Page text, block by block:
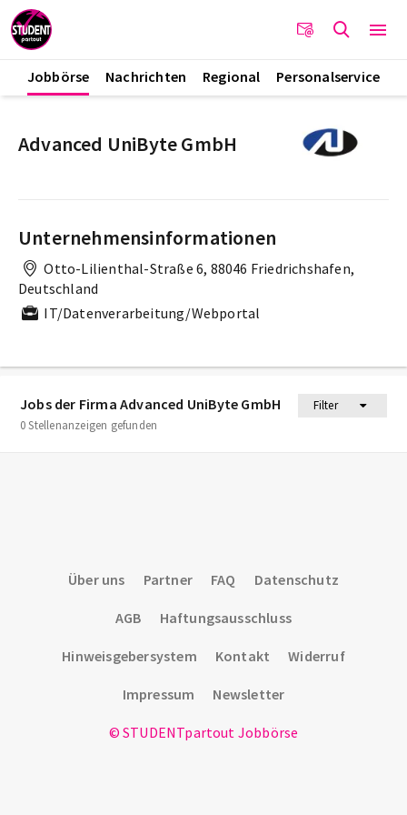
Jobbörse Nachrichten Regional Personalservice
Jobs der Firma Advanced UniByte GmbH
Filter
0 Stellenanzeigen gefunden
Advanced UniByte GmbH
Unternehmensinformationen
Otto-Lilienthal-Straße 6, 88046 Friedrichshafen,
Deutschland
IT/Datenverarbeitung/Webportal
Über uns Partner FAQ Datenschutz
AGB Haftungsausschluss
Hinweisgebersystem Kontakt Widerruf
Impressum Newsletter
© STUDENTpartout Jobbörse